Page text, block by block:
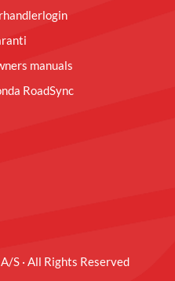
manuals
RoadSync
S · All Rights Reserved